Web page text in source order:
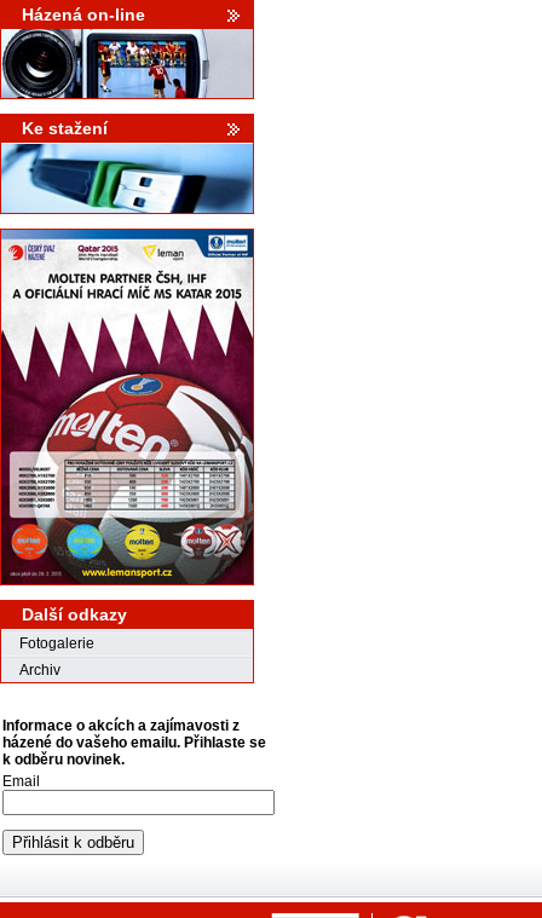
Házená on-line
Ke stažení
Další odkazy
Fotogalerie
Archiv
Informace o akcích a zajímavosti z
házené do vašeho emailu. Přihlaste se
k odběru novinek.
Email